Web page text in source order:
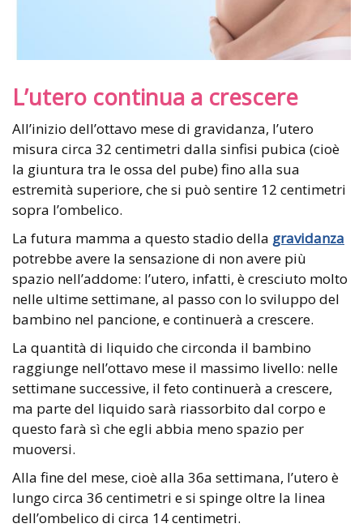
L’utero continua a crescere
All’inizio dell’ottavo mese di gravidanza, l’utero
misura circa 32 centimetri dalla sinfisi pubica (cioè
la giuntura tra le ossa del pube) fino alla sua
estremità superiore, che si può sentire 12 centimetri
sopra l’ombelico.
La futura mamma a questo stadio della gravidanza
potrebbe avere la sensazione di non avere più
spazio nell’addome: l’utero, infatti, è cresciuto molto
nelle ultime settimane, al passo con lo sviluppo del
bambino nel pancione, e continuerà a crescere.
La quantità di liquido che circonda il bambino
raggiunge nell’ottavo mese il massimo livello: nelle
settimane successive, il feto continuerà a crescere,
ma parte del liquido sarà riassorbito dal corpo e
questo farà sì che egli abbia meno spazio per
muoversi.
Alla fine del mese, cioè alla 36a settimana, l’utero è
lungo circa 36 centimetri e si spinge oltre la linea
dell’ombelico di circa 14 centimetri.